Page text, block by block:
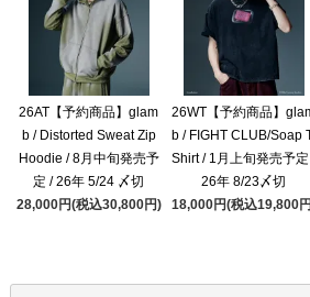
26AT【予約商品】glam
b / Distorted Sweat Zip
Hoodie / 8月中旬発売予
定 / 26年 5/24 〆切
28,000円(税込30,800円)
26WT【予約商品】
b / FIGHT CLUB/Soap
Shirt / 1月上旬発売予
26年 8/23〆切
18,000円(税込19,800